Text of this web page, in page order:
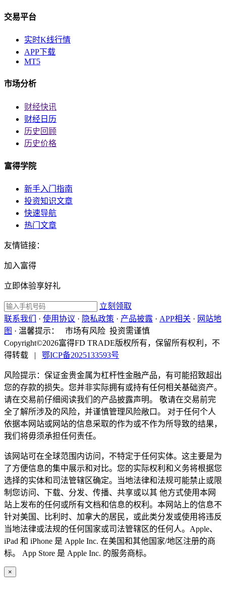
交易平台
实时K线行情
APP下载
MT5
市场分析
财经快讯
财经日历
历史回顾
历史价格
富得学院
新手入门指南
投资知识文章
快速导航
热门文章
友情链接：
加入富得
立即体验享好礼
立刻领取
联系我们
· 使用协议 · 隐私政策 · 产品披露 · APP相关 · 网站地
图 · 温馨提示：
市场有风险 投资需谨慎
Copyright©2026富得FD TRADE版权所有，保留所有权利，不
得转载
| 鄂ICP备2025133593号
风险提示：保证金贵金属为杠杆性金融产品，有可能招致超出
您的存款的损失。您并非实际拥有或持有任何相关基础资产。
请在交易前仔细阅读我们的产品披露声明。 敬请在交易前完
全了解所涉及的风险，并谨慎管理风险敞口。 对于任何个人
依据本网站或网站的信息采取的作为或不作为所导致的结果，
我们将毋须承担任何责任。
该网站可在全球范围内访问，不特定于任何实体。这主要是为
了方便信息的集中展示和对比。您的实际权利和义务将根据您
选择的实体和司法管辖区确定。当地法律和法规可能禁止或限
制您访问、下载、分发、传播、共享或以其 他方式使用本网
站上发布的任何或所有文档和信息的权利。本网站上的信息不
针对美国、比利时、加拿大的居民，或此类分发或使用将违反
当地法律或法规的任何国家或司法管辖区的任何人。Apple、
iPad 和 iPhone 是 Apple Inc. 在美国和其他国家/地区注册的商
标。 App Store 是 Apple Inc. 的服务商标。
×